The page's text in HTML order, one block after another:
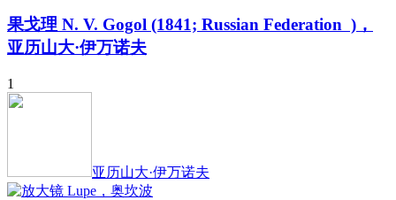
果戈理 N. V. Gogol (1841; Russian Federation )，
亚历山大·伊万诺夫
1
亚历山大·伊万诺夫